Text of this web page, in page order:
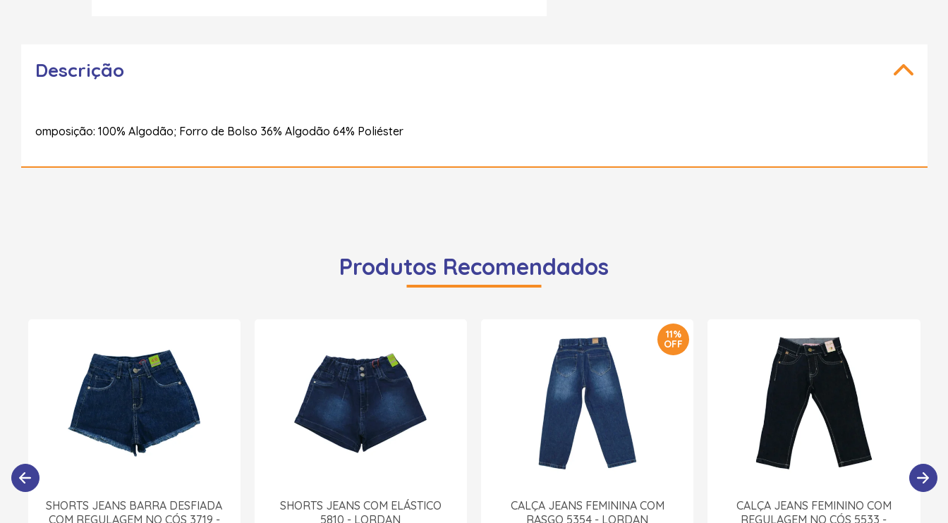
Descrição
omposição: 100% Algodão; Forro de Bolso 36% Algodão 64% Poliéster
Produtos Recomendados
SHORTS JEANS BARRA DESFIADA
COM REGULAGEM NO CÓS 3719 -
SHORTS JEANS COM ELÁSTICO
5810 - LORDAN
11%
OFF
CALÇA JEANS FEMININA COM
RASGO 5354 - LORDAN
CALÇA JEANS FEMININO COM
REGULAGEM NO CÓS 5533 -